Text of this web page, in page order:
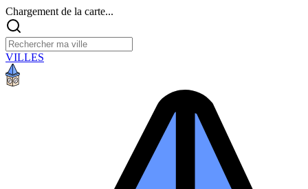
Chargement de la carte...
VILLES